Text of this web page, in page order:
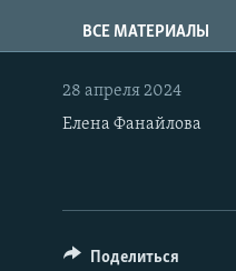
Вернуться
к
основному
содержанию
Вернутся
АВТОРСКИЕ ПРОЕКТЫ
ЦИТАТЫ СВОБОДЫ
МНЕНИЯ
IDEL.РЕАЛИИ
КАВКАЗ.РЕАЛИИ
ВСЕ МАТЕРИАЛЫ
28 апреля 2024
Елена Фанайлова
Поделиться